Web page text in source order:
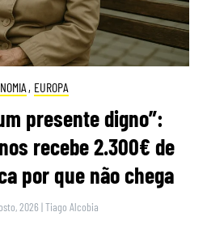
, EUROPA
presente digno”:
recebe 2.300€ de
por que não chega
2026 |Tiago Alcobia